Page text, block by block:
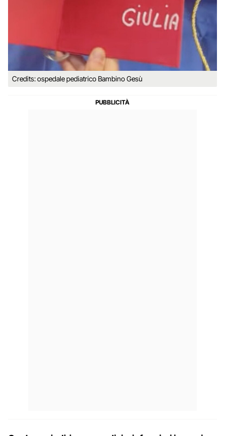
Credits: ospedale pediatrico Bambino Gesù